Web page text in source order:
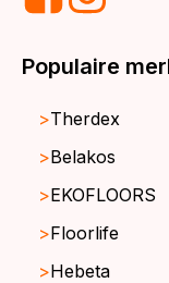
Populaire
Therdex
Belakos
EKOFLOORS
Floorlife
Hebeta